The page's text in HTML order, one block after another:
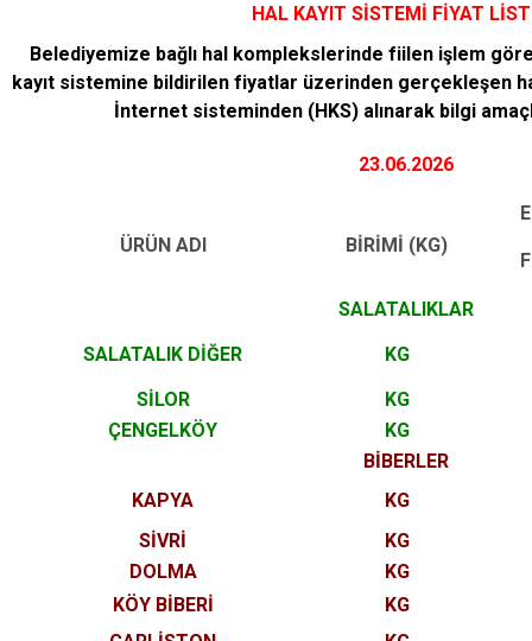
HAL KAYIT SİSTEMİ FİYAT
Belediyemize bağlı hal komplekslerinde fiilen işlem
kayıt sistemine bildirilen fiyatlar üzerinden gerçekleşen
İnternet sisteminden (HKS) alınarak bilgi
23.06.2026
ÜRÜN ADI BİRİMİ (KG)
SALATALIKLAR
SALATALIK DİĞER
KG
SİLOR
KG
ÇENGELKÖY
KG
BİBERLER
KAPYA
KG
SİVRİ
KG
DOLMA
KG
KÖY BİBERİ
KG